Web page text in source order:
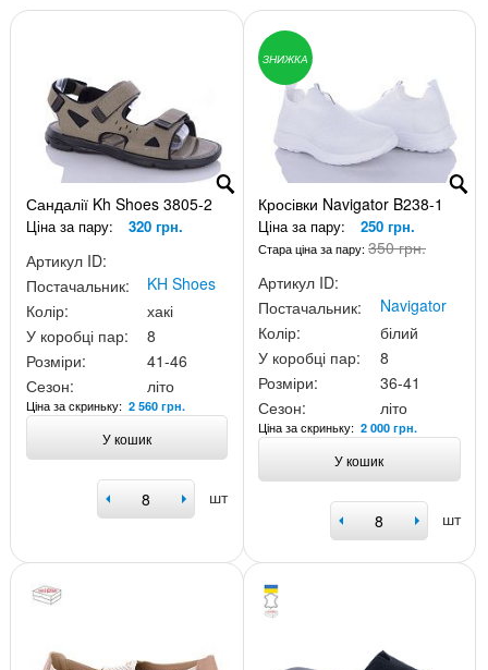
Сандалії Kh Shoes 3805-2
Ціна за пару: 320 грн.
Артикул ID:
Постачальник:
KH Shoes
Колір:
хакі
У коробці пар:
8
Розміри:
41-46
Сезон:
літо
Ціна за скриньку: 2 560 грн.
У кошик
шт
ЗНИЖКА
Кросівки Navigator B238-1
Ціна за пару: 250 грн.
Стара ціна за пару:350 грн.
Артикул ID:
Постачальник:
Navigator
Колір:
білий
У коробці пар:
8
Розміри:
36-41
Сезон:
літо
Ціна за скриньку:2 000 грн.
У кошик
шт